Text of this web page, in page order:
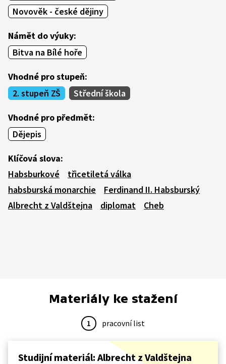
Novověk - české dějiny
Námět do výuky:
Bitva na Bílé hoře
Vhodné pro stupeň:
2. stupeň ZŠ
Střední škola
Vhodné pro předmět:
Dějepis
Klíčová slova:
Habsburkové
třicetiletá válka
habsburská monarchie
Ferdinand II. Habsburský
Albrecht z Valdštejna
diplomat Cheb
Materiály ke stažení
1 pracovní list
Studijní materiál: Albrecht z Valdštejna